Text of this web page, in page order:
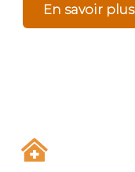
En savoir plus